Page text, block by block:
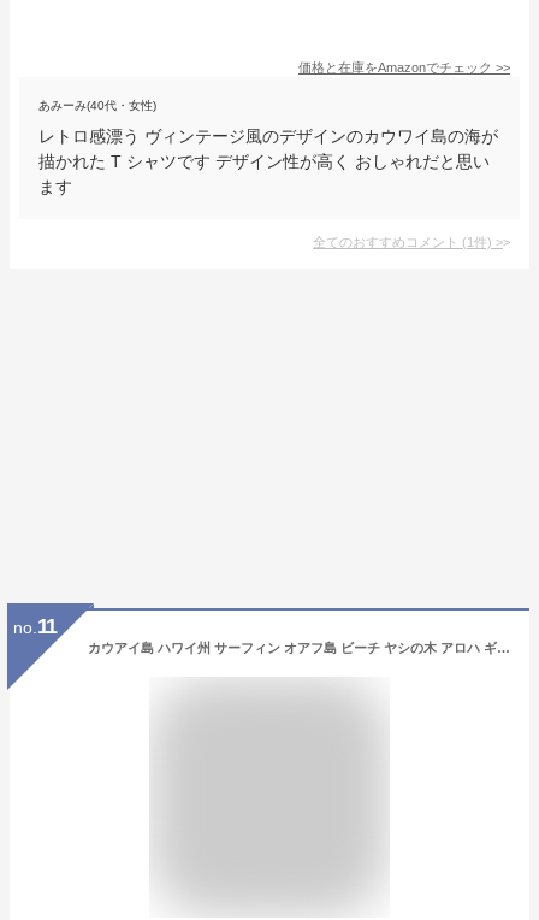
価格と在庫をAmazonでチェック >>
あみーみ(40代・女性)
レトロ感漂う ヴィンテージ風のデザインのカウワイ島の海が
描かれた T シャツです デザイン性が高く おしゃれだと思い
ます
全てのおすすめコメント (1件) >
no. 11
カウアイ島 ハワイ州 サーフィン オアフ島 ビーチ ヤシの木 アロハ ギフト お土産 波 オーゼアン アトランティック Tシャツ